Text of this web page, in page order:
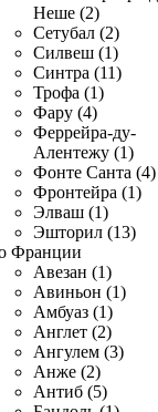
Неше (2)
Сетубал (2)
Силвеш (1)
Синтра (11)
Трофа (1)
Фару (4)
Феррейра-ду-
Алентежу (1)
Фонте Санта (4)
Фронтейра (1)
Элваш (1)
Эшторил (13)
Франции
Авезан (1)
Авиньон (1)
Амбуаз (1)
Англет (2)
Ангулем (3)
Анже (2)
Антиб (5)